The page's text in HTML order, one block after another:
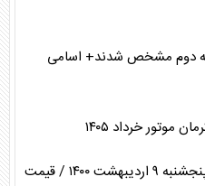
دوم مشخص شدند+ اسامی
خرداد ۱۴۰۵
پیش فروش کرمان خودرو امروز پنجشنبه ۹ اردیبهشت ۱۴۰۰ / قیمت